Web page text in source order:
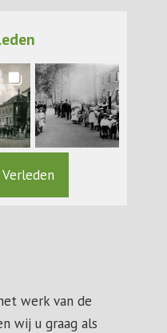
werk van de
wij u graag als